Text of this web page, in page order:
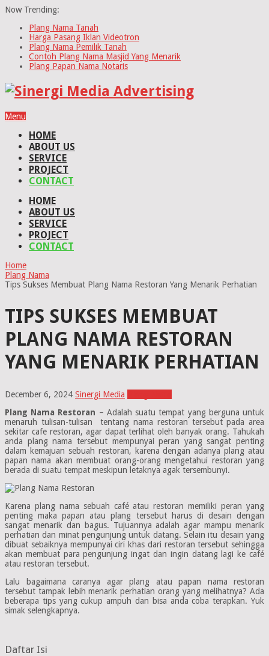
Now Trending:
Plang Nama Tanah
Harga Pasang Iklan Videotron
Plang Nama Pemilik Tanah
Contoh Plang Nama Masjid Yang Menarik
Plang Papan Nama Notaris
Menu
HOME
ABOUT US
SERVICE
PROJECT
CONTACT
HOME
ABOUT US
SERVICE
PROJECT
CONTACT
Home
Plang Nama
Tips Sukses Membuat Plang Nama Restoran Yang Menarik Perhatian
TIPS SUKSES MEMBUAT
PLANG NAMA RESTORAN
YANG MENARIK PERHATIAN
December 6, 2024 Sinergi Media
Plang Nama Restoran – Adalah suatu tempat yang berguna untuk
menaruh tulisan-tulisan tentang nama restoran tersebut pada area
sekitar cafe restoran, agar dapat terlihat oleh banyak orang. Tahukah
anda plang nama tersebut mempunyai peran yang sangat penting
dalam kemajuan sebuah restoran, karena dengan adanya plang atau
papan nama akan membuat orang-orang mengetahui restoran yang
berada di suatu tempat meskipun letaknya agak tersembunyi.
Karena plang nama sebuah café atau restoran memiliki peran yang
penting maka papan atau plang tersebut harus di desain dengan
sangat menarik dan bagus. Tujuannya adalah agar mampu menarik
perhatian dan minat pengunjung untuk datang. Selain itu desain yang
dibuat sebaiknya mempunyai ciri khas dari restoran tersebut sehingga
akan membuat para pengunjung ingat dan ingin datang lagi ke café
atau restoran tersebut.
Lalu bagaimana caranya agar plang atau papan nama restoran
tersebut tampak lebih menarik perhatian orang yang melihatnya? Ada
beberapa tips yang cukup ampuh dan bisa anda coba terapkan. Yuk
simak selengkapnya.
Daftar Isi